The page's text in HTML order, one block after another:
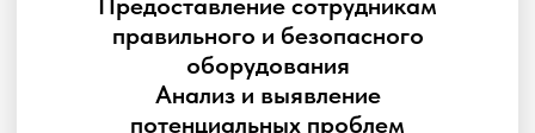
Регулярный контроль качества услуг
Долгосрочное сотрудничество по
влажной уборке
Постоянное улучшение
процессов эффективности
работы